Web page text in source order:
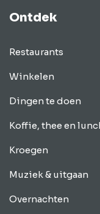
Ontdek
Restaurants
Winkelen
Dingen te doen
Koffie, thee en
Kroegen
Muziek & uitgaan
Overnachten